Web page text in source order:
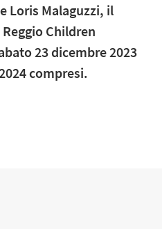
Loris Malaguzzi, il
Children
23 dicembre 2023
compresi.